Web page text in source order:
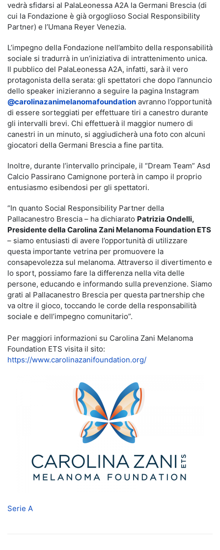
vedrà sfidarsi al PalaLeonessa A2A la Germani Brescia (di
cui la Fondazione è già orgoglioso Social Responsibility
Partner) e l’Umana Reyer Venezia.
L’impegno della Fondazione nell’ambito della responsabilità
sociale si tradurrà in un’iniziativa di intrattenimento unica.
Il pubblico del PalaLeonessa A2A, infatti, sarà il vero
protagonista della serata: gli spettatori che dopo l’annuncio
dello speaker inizieranno a seguire la pagina Instagram
@carolinazanimelanomafoundation avranno l’opportunità
di essere sorteggiati per effettuare tiri a canestro durante
gli intervalli brevi. Chi effettuerà il maggior numero di
canestri in un minuto, si aggiudicherà una foto con alcuni
giocatori della Germani Brescia a fine partita.
Inoltre, durante l’intervallo principale, il “Dream Team” Asd
Calcio Passirano Camignone porterà in campo il proprio
entusiasmo esibendosi per gli spettatori.
“In quanto Social Responsibility Partner della
Pallacanestro Brescia – ha dichiarato Patrizia Ondelli,
Presidente della Carolina Zani Melanoma Foundation ETS
– siamo entusiasti di avere l’opportunità di utilizzare
questa importante vetrina per promuovere la
consapevolezza sul melanoma. Attraverso il divertimento e
lo sport, possiamo fare la differenza nella vita delle
persone, educando e informando sulla prevenzione. Siamo
grati al Pallacanestro Brescia per questa partnership che
va oltre il gioco, toccando le corde della responsabilità
sociale e dell’impegno comunitario”.
Per maggiori informazioni su Carolina Zani Melanoma
Foundation ETS visita il sito:
https://www.carolinazanifoundation.org/
Serie A